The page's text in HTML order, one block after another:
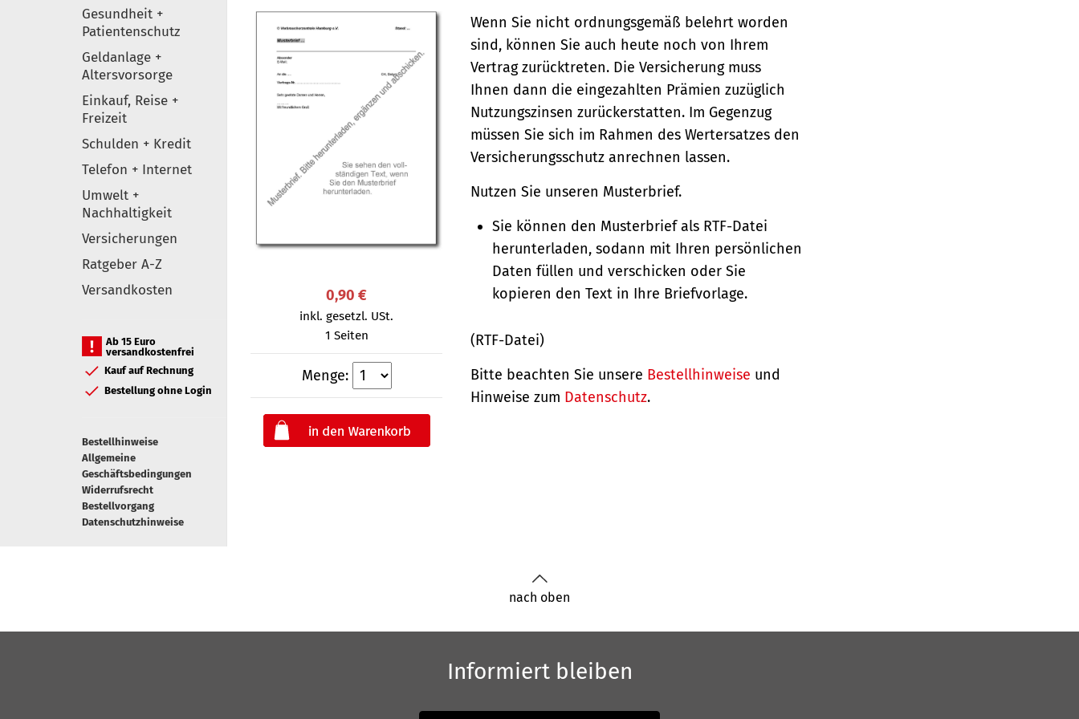
Gesundheit +
Patientenschutz
Geldanlage +
Altersvorsorge
Einkauf, Reise +
Freizeit
Schulden + Kredit
Telefon + Internet
Umwelt +
Nachhaltigkeit
Versicherungen
Ratgeber A-Z
Versandkosten
Ab 15 Euro
versandkostenfrei
Kauf auf Rechnung
Bestellung ohne Login
Bestellhinweise
Allgemeine
Geschäftsbedingungen
Widerrufsrecht
Bestellvorgang
Datenschutzhinweise
0,90 €
inkl. gesetzl. USt.
1 Seiten
Menge:
Wenn Sie nicht ordnungsgemäß belehrt worden
sind, können Sie auch heute noch von Ihrem
Vertrag zurücktreten. Die Versicherung muss
Ihnen dann die eingezahlten Prämien zuzüglich
Nutzungszinsen zurückerstatten. Im Gegenzug
müssen Sie sich im Rahmen des Wertersatzes den
Versicherungs­­schutz anrechnen lassen.
Nutzen Sie unseren Musterbrief.
Sie können den Musterbrief als RTF-Datei
herunterladen, sodann mit Ihren persönlichen
Daten füllen und verschicken oder Sie
kopieren den Text in Ihre Briefvorlage.
(RTF-Datei)
Bitte beachten Sie unsere Bestellhinweise und
Hinweise zum Datenschutz.
nach oben
Informiert bleiben